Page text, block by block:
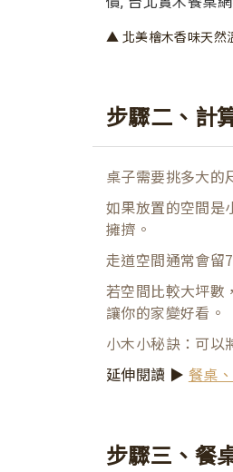
▲ 北美檜木香味天然
步驟二、計
桌子需要挑多大的
如果放置的空間是
擁擠。
走道空間通常會留
若空間比較大坪數
讓你的家變好看。
小木小秘訣：可以
延伸閱讀 ▶ 餐桌
步驟三、餐